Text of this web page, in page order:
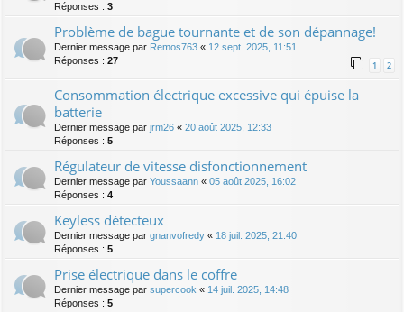
Réponses : 3
Problème de bague tournante et de son dépannage!
Dernier message par Remos763 « 12 sept. 2025, 11:51
Réponses : 27 1 2
Consommation électrique excessive qui épuise la
batterie
Dernier message par jrm26 « 20 août 2025, 12:33
Réponses : 5
Régulateur de vitesse disfonctionnement
Dernier message par Youssaann « 05 août 2025, 16:02
Réponses : 4
Keyless détecteux
Dernier message par gnanvofredy « 18 juil. 2025, 21:40
Réponses : 5
Prise électrique dans le coffre
Dernier message par supercook « 14 juil. 2025, 14:48
Réponses : 5